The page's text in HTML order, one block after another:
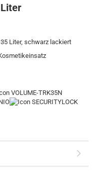
Liter, schwarz lackiert